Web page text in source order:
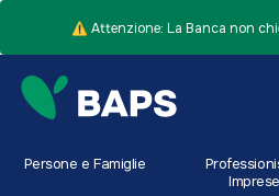
⚠️ Attenzione: La Banca non
Persone e Famiglie
Imprese